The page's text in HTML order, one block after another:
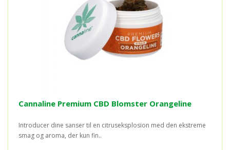
Cannaline Premium CBD Blomster Orangeline
Introducer dine sanser til en citruseksplosion med den ekstreme
smag og aroma, der kun fin..